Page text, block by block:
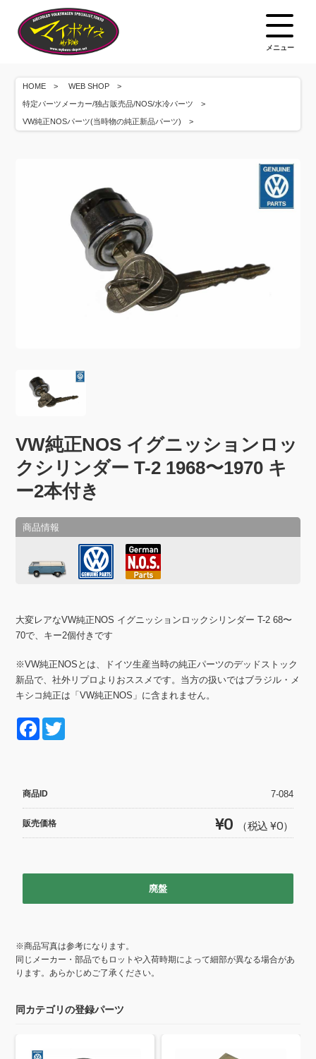
メニュー
HOME WEB SHOP
特定パーツメーカー/独占販売品/NOS/水冷パーツ
VW純正NOSパーツ(当時物の純正新品パーツ)
VW純正NOS イグニッションロッ
クシリンダー T-2 1968〜1970 キ
ー2本付き
大変レアなVW純正NOS イグニッションロックシリンダー T-2 68〜
70で、キー2個付きです
※VW純正NOSとは、ドイツ生産当時の純正パーツのデッドストック
新品で、社外リプロよりおススメです。当方の扱いではブラジル・メ
キシコ純正は「VW純正NOS」に含まれません。
F
e
b
o
商品ID 7-084
販売価格 ¥0 （税込 ¥0）
廃盤
※商品写真は参考になります。
同じメーカー・部品でもロットや入荷時期によって細部が異なる場合があ
ります。あらかじめご了承ください。
同カテゴリの登録パーツ